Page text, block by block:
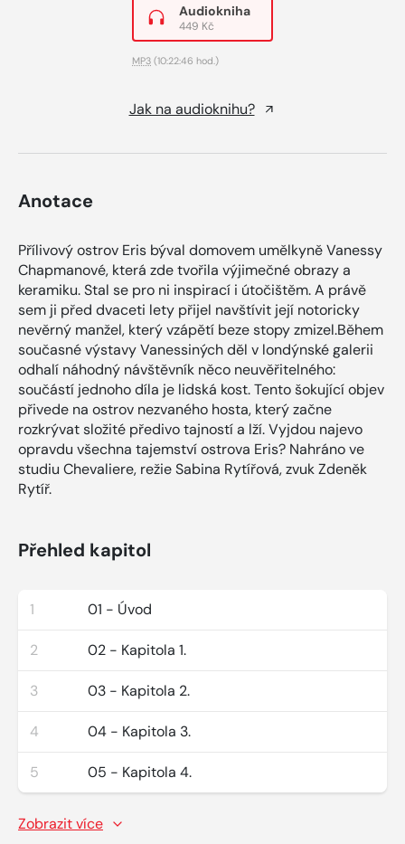
Audiokniha
449 Kč
MP3 (10:22:46 hod.)
Jak na audioknihu?
Anotace
Přílivový ostrov Eris býval domovem umělkyně Vanessy
Chapmanové, která zde tvořila výjimečné obrazy a
keramiku. Stal se pro ni inspirací i útočištěm. A právě
sem ji před dvaceti lety přijel navštívit její notoricky
nevěrný manžel, který vzápětí beze stopy zmizel.Během
současné výstavy Vanessiných děl v londýnské galerii
odhalí náhodný návštěvník něco neuvěřitelného:
součástí jednoho díla je lidská kost. Tento šokující objev
přivede na ostrov nezvaného hosta, který začne
rozkrývat složité předivo tajností a lží. Vyjdou najevo
opravdu všechna tajemství ostrova Eris? Nahráno ve
studiu Chevaliere, režie Sabina Rytířová, zvuk Zdeněk
Rytíř.
Přehled kapitol
1 01 - Úvod
2 02 - Kapitola 1.
3 03 - Kapitola 2.
4 04 - Kapitola 3.
5 05 - Kapitola 4.
Zobrazit více